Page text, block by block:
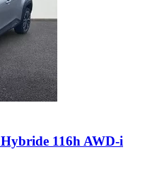
Hybride 116h AWD-i